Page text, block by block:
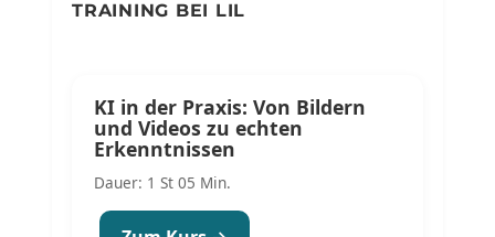
TRAINING BEI LIL
KI in der Praxis: Von Bildern
und Videos zu echten
Erkenntnissen
Dauer: 1 St 05 Min.